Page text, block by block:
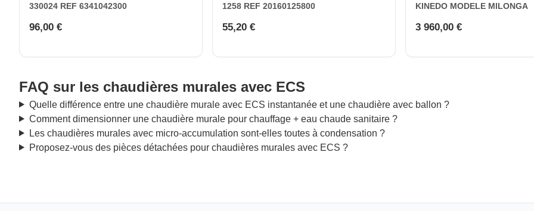
330024 REF 6341042300
96,00 €
1258 REF 20160125800
55,20 €
KINEDO MODELE MILONGA
3 960,00 €
FAQ sur les chaudières murales avec ECS
Quelle différence entre une chaudière murale avec ECS instantanée et une chaudière avec ballon ?
Comment dimensionner une chaudière murale pour chauffage + eau chaude sanitaire ?
Les chaudières murales avec micro-accumulation sont-elles toutes à condensation ?
Proposez-vous des pièces détachées pour chaudières murales avec ECS ?